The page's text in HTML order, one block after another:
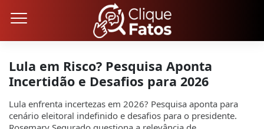
Lula em Risco? Pesquisa Aponta
Incertidão e Desafios para 2026
Lula enfrenta incertezas em 2026? Pesquisa aponta para
cenário eleitoral indefinido e desafios para o presidente.